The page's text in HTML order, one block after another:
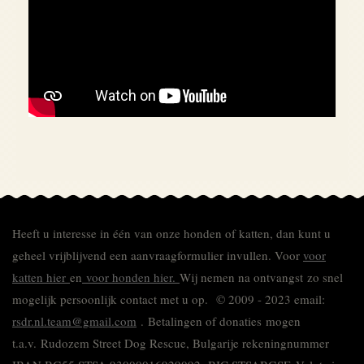
Heeft u interesse in één van onze honden of katten, dan kunt u
geheel vrijblijvend een aanvraagformulier invullen. Voor voor
katten hier en voor honden hier. Wij nemen na ontvangst zo snel
mogelijk persoonlijk contact met u op. © 2009 - 2023 email:
rsdr.nl.team@gmail.com . Betalingen of donaties mogen
t.a.v. Rudozem Street Dog Rescue, Bulgarije rekeningnummer